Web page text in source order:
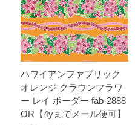
ハワイアンファブリック
オレンジ クラウンフラワ
ー レイ ボーダー fab-2888
OR【4yまでメール便可】